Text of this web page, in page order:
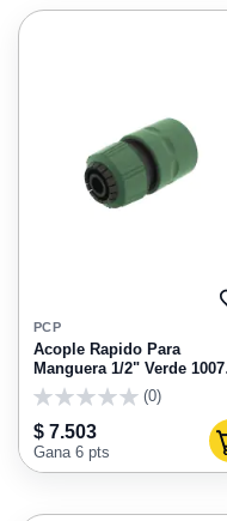
PCP
Acople Rapido Para
Manguera 1/2" Verde 1007
Pcp
(0)
$ 7.503
Gana 6 pts